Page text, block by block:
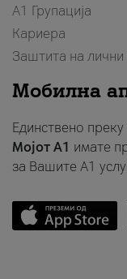
А1 Групација
Кариера
Заштита на
Мобилна
Единствено
Мојот A1 имате
за Вашите A1